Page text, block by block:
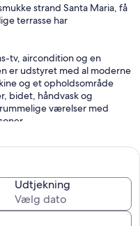
strand Santa Maria, få
terrasse har
tv, aircondition og en
er udstyret med al moderne
og et opholdsområde
bidet, håndvask og
værelser med
Du kan nu også
præferent sats. Du kan
km) og Viveiro, Botanisk
lys, kan du bruge
i et af de smukkeste steder
Udtjekning